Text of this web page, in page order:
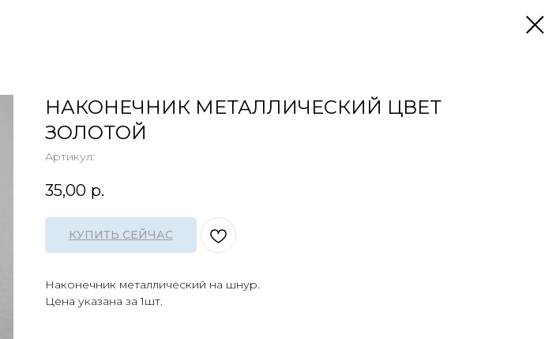
НАКОНЕЧНИК МЕТАЛЛИЧЕСКИЙ ЦВЕТ
ЗОЛОТОЙ
Артикул:
35,00 р.
КУПИТЬ СЕЙЧАС
Наконечник металлический на шнур.
Цена указана за 1шт.